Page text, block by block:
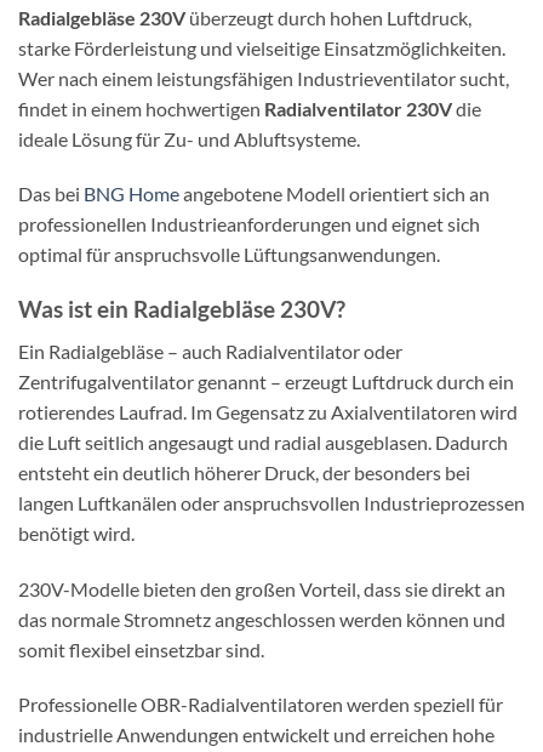
Radialgebläse 230V überzeugt durch hohen Luftdruck,
starke Förderleistung und vielseitige Einsatzmöglichkeiten.
Wer nach einem leistungsfähigen Industrieventilator sucht,
findet in einem hochwertigen Radialventilator 230Vdie
ideale Lösung für Zu- und Abluftsysteme.
Das bei BNG Homeangebotene Modell orientiert sich an
professionellen Industrieanforderungen und eignet sich
optimal für anspruchsvolle Lüftungsanwendungen.
Was ist ein Radialgebläse 230V?
Ein Radialgebläse – auch Radialventilator oder
Zentrifugalventilator genannt – erzeugt Luftdruck durch ein
rotierendes Laufrad. Im Gegensatz zu Axialventilatoren wird
die Luft seitlich angesaugt und radial ausgeblasen. Dadurch
entsteht ein deutlich höherer Druck, der besonders bei
langen Luftkanälen oder anspruchsvollen Industrieprozessen
benötigt wird.
230V-Modelle bieten den großen Vorteil, dass sie direkt an
das normale Stromnetz angeschlossen werden können und
somit flexibel einsetzbar sind.
Professionelle OBR-Radialventilatoren werden speziell für
industrielle Anwendungen entwickelt und erreichen hohe